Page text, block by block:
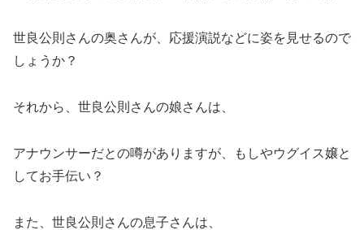
世良公則さんの奥さんが、応援演説などに姿を見せるので
しょうか？
それから、世良公則さんの娘さんは、
アナウンサーだとの噂がありますが、もしやウグイス嬢と
してお手伝い？
また、世良公則さんの息子さんは、